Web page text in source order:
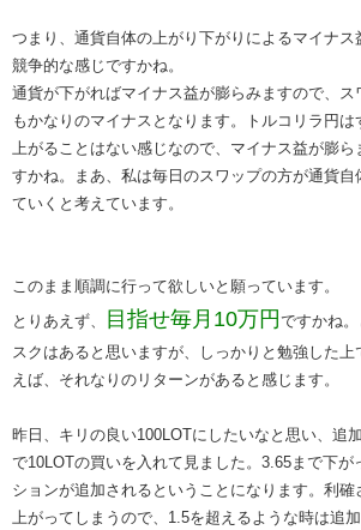
つまり、通貨自体の上がり下がりによるマイナ
競争的な感じですかね。
通貨が下がればマイナス益が膨らみますので、ス
もかなりのマイナスとなります。トルコリラ円は
上がることはない感じなので、マイナス益が膨ら
すかね。まあ、私は毎日のスワップの方が通貨自
ていくと考えています。
このまま順調に行って欲しいと願っています。
とりあえず、
​目指せ毎月10万円​ ですかね
スクはあると思いますが、しっかりと勉強した
えば、それなりのリターンがあると感じます。
昨日、キリの良い100LOTにしたいなと思い、追
で10LOTの買いを入れて見ました。3.65まで下が
ションが追加されるということになります。利
上がってしまうので、1.5を超えるような時は追